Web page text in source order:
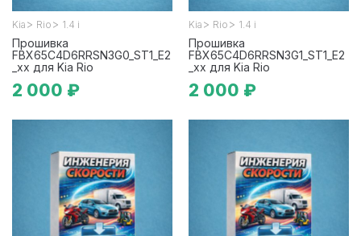
Kia > Rio > 1.4 i
Прошивка
FBX65C4D6RRSN3G0_ST1_E2
_xx для Kia Rio
2 000 ₽
Kia > Rio > 1.4 i
Прошивка
FBX65C4D6RRSN3G1_ST1_E2
_xx для Kia Rio
2 000 ₽